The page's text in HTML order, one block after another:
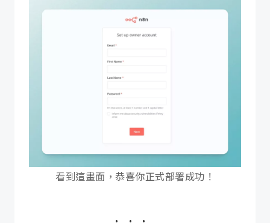
看到這畫面，恭喜你正式部署成功！